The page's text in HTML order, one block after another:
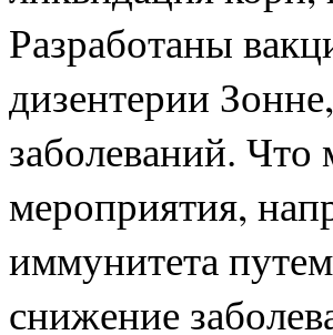
Разработаны
дизентерии
заболеваний.
мероприятия,
иммунитета
снижение